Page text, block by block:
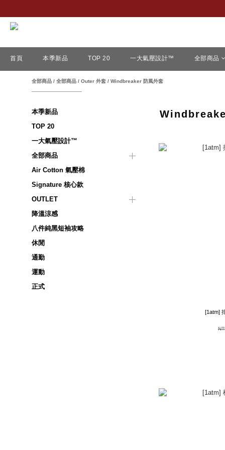
首頁 本季新品 TOP 20 一大氣壓設計™ 全部商品
全部商品 / 全部商品 / Outer 外套 / Windbreaker 防風外套
本季新品
TOP 20
一大氣壓設計™
全部商品
Air Cotton 氣壓棉
Signature 核心款
OUTLET
降溫涼感
八件純黑短袖攻略
休閒
通勤
運動
正式
[1atm]